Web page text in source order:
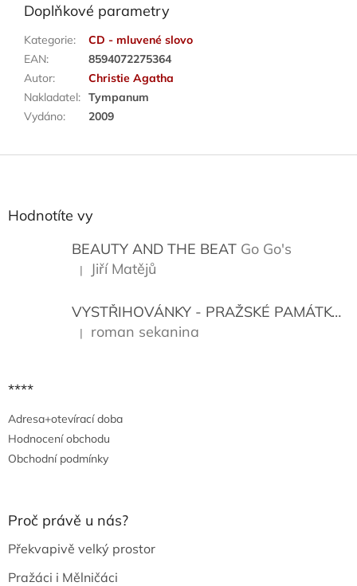
Doplňkové parametry
Kategorie:
CD - mluvené slovo
EAN:
8594072275364
Autor:
Christie Agatha
Nakladatel: Tympanum
Vydáno: 2009
Z
Hodnotíte vy
BEAUTY AND THE BEAT Go Go's
Hodnocení produktu je 5 z 5 hvězdiček.
| Jiří Matějů
VYSTŘIHOVÁNKY - PRAŽSKÉ PAMÁTKY
Hodnocení produktu je 5 z 5 hvězdiček.
| roman sekanina
****
Adresa+otevírací doba
Hodnocení obchodu
Obchodní podmínky
Proč právě u nás?
Překvapivě velký prostor
Pražáci i Mělničáci